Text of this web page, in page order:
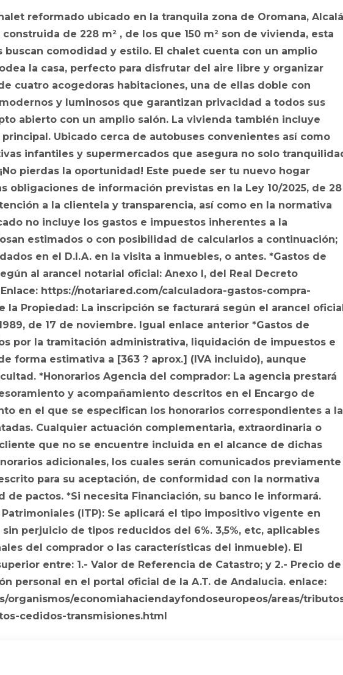
reformado ubicado en la tranquila zona de Oromana,
de 228 m² , de los que 150 m² son de vivienda, esta
buscan comodidad y estilo. El chalet cuenta con un amplio
la casa, perfecto para disfrutar del aire libre y organizar
cuatro acogedoras habitaciones, una de ellas doble con
y luminosos que garantizan privacidad a todos sus
abierto con un amplio salón. La vivienda también incluye
Ubicado cerca de autobuses convenientes así como
infantiles y supermercados que asegura no solo
pierdas la oportunidad! Este puede ser tu nuevo hogar
obligaciones de información previstas en la Ley 10/2025, de 28
a la clientela y transparencia, así como en la normativa
no incluye los gastos e impuestos inherentes a la
estimados o con posibilidad de calcularlos a continuación;
en el D.I.A. en la visita a inmuebles, o antes. *Gastos de
al arancel notarial oficial: Anexo I, del Real Decreto
https://notariared.com/calculadora-gastos-compra-
la Propiedad: La inscripción se facturará según el arancel
de 17 de noviembre. Igual enlace anterior *Gastos de
por la tramitación administrativa, liquidación de impuestos e
forma estimativa a [363 ? aprox.] (IVA incluido), aunque
*Honorarios Agencia del comprador: La agencia prestará
y acompañamiento descritos en el Encargo de
en el que se especifican los honorarios correspondientes a
Cualquier actuación complementaria, extraordinaria o
que no se encuentre incluida en el alcance de dichas
adicionales, los cuales serán comunicados previamente
para su aceptación, de conformidad con la normativa
pactos. *Si necesita Financiación, su banco le informará.
(ITP): Se aplicará el tipo impositivo vigente en
perjuicio de tipos reducidos del 6%. 3,5%, etc, aplicables
del comprador o las características del inmueble). El
entre: 1.- Valor de Referencia de Catastro; y 2.- Precio de
personal en el portal oficial de la A.T. de Andalucia. enlace:
organismos/economiahaciendayfondoseuropeos/areas/
cedidos-transmisiones.html